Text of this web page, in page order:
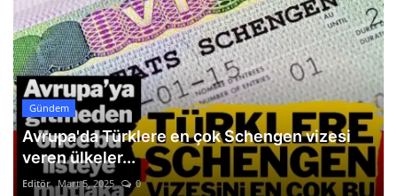
Gündem
Avrupa'da Türklere en çok Schengen vizesi
veren ülkeler...
Editör Mart 5, 2025 0